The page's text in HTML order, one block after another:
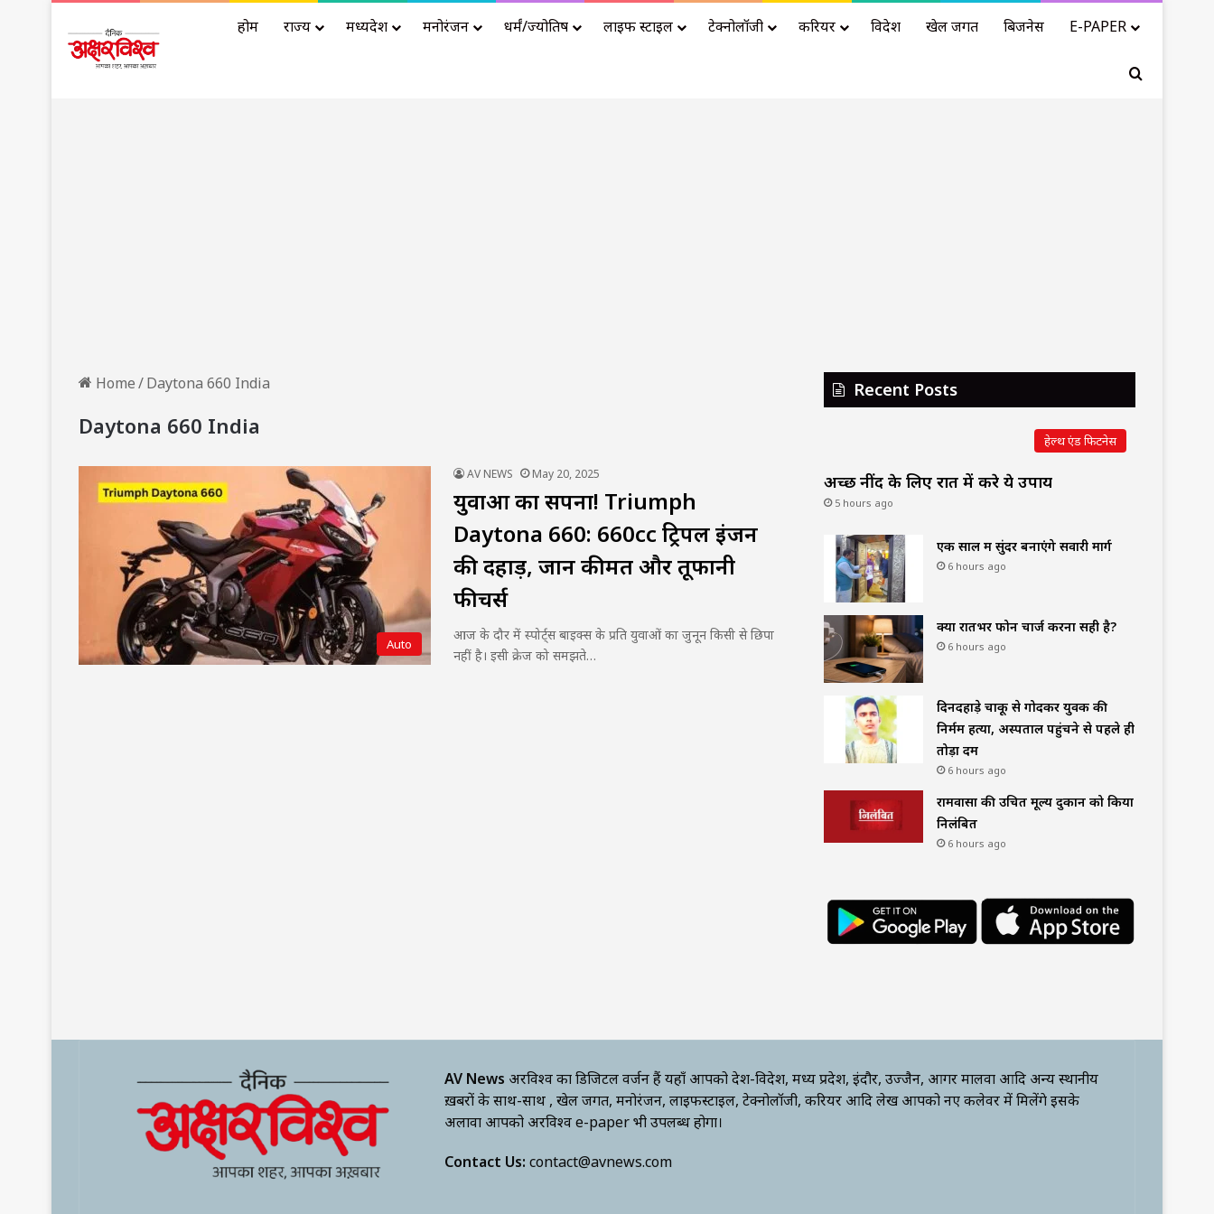
होम राज्य मध्यप्रदेश मनोरंजन धर्मं/ज्योतिष लाइफ स्टाइल टेक्नोलॉजी करियर विदेश खेल जगत बिजनेस E-PAPER
Search for
Home/Daytona 660 India
Daytona 660 India
Auto
AV NEWS May 20, 2025
युवाओं का सपना! Triumph
Daytona 660: 660cc ट्रिपल इंजन
की दहाड़, जानें कीमत और तूफानी
फीचर्स
आज के दौर में स्पोर्ट्स बाइक्स के प्रति युवाओं का जुनून किसी से छिपा
नहीं है। इसी क्रेज को समझते…
Recent Posts
हेल्थ एंड फिटनेस
अच्छी नींद के लिए रात में करे ये उपाय
5 hours ago
एक साल में सुंदर बनाएंगे सवारी मार्ग
6 hours ago
क्या रातभर फोन चार्ज करना सही है?
6 hours ago
दिनदहाड़े चाकू से गोदकर युवक की
निर्मम हत्या, अस्पताल पहुंचने से पहले ही
तोड़ा दम
6 hours ago
रामवासा की उचित मूल्य दुकान को किया
निलंबित
6 hours ago
AV News अक्षरविश्व का डिजिटल वर्जन हैं यहाँ आपको देश-विदेश, मध्य प्रदेश, इंदौर, उज्जैन, आगर मालवा आदि अन्य स्थानीय
ख़बरों के साथ-साथ , खेल जगत, मनोरंजन, लाइफस्टाइल, टेक्नोलॉजी, करियर आदि लेख आपको नए कलेवर में मिलेंगे इसके
अलावा आपको अक्षरविश्व e-paper भी उपलब्ध होगा।
Contact Us: contact@avnews.com